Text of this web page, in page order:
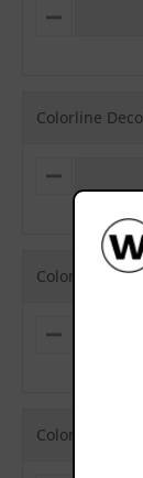
M
Colorline
M
Colorline
M
Colorline